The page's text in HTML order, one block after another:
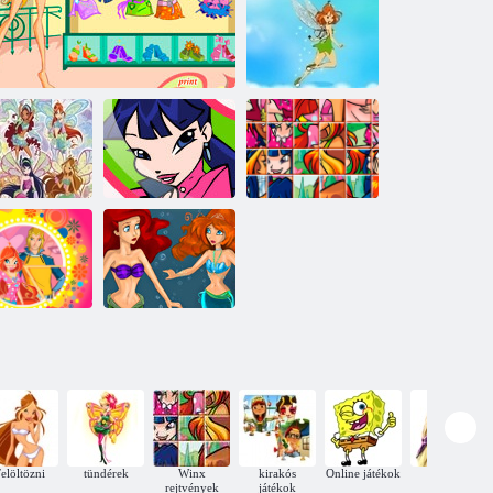
Winx club lányok
Winx Bunny
Style: Round
puzzle
Winx Flight
Rejtett
szám
Magic Music
Winx
szerelem Disney és Winx
tündérek
Winx
rejtvények
kirakós
játékok
Online játékok